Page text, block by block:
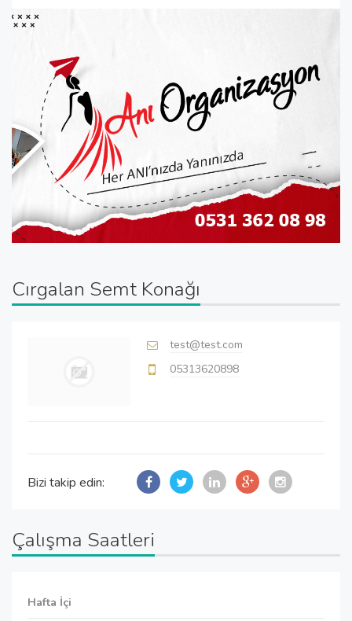
Cırgalan Semt Konağı
test@test.com
05313620898
Bizi takip edin:
Çalışma Saatleri
Hafta İçi